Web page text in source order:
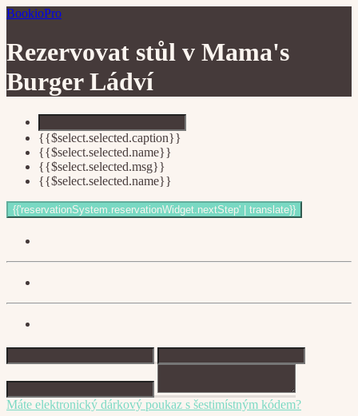
BookioPro
Rezervovat stůl v Mama's
Burger Ládví
{{$select.selected.caption}}
{{$select.selected.name}}
{{$select.selected.msg}}
{{$select.selected.name}}
Máte elektronický dárkový poukaz s šestimístným kódem?